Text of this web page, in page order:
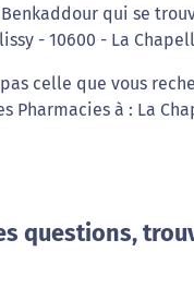
qui se
- 10600 - La
celle que vous
Pharmacies à : La
questions,